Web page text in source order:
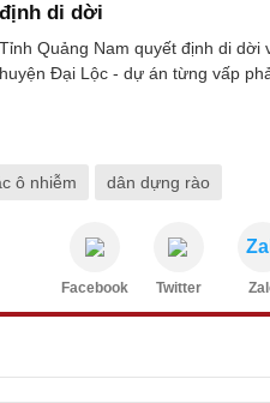
định di dời
Tỉnh Quảng Nam quyết định di dời
huyện Đại Lộc - dự án từng vấp
ô nhiễm dân dựng rào
Facebook Twitter